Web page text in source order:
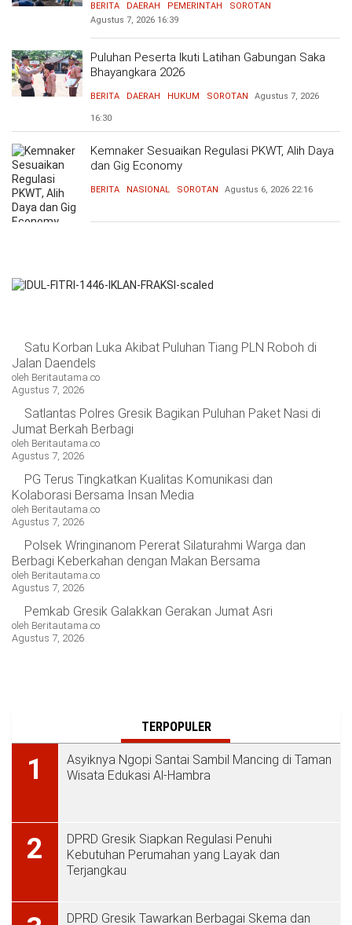
BERITA DAERAH PEMERINTAH
SOROTAN
Agustus 7, 2026 16:39
Puluhan Peserta Ikuti Latihan Gabungan Saka
Bhayangkara 2026
BERITA DAERAH HUKUM SOROTAN Agustus 7, 2026
16:30
Kemnaker Sesuaikan Regulasi PKWT, Alih Daya
dan Gig Economy
BERITA NASIONAL SOROTAN Agustus 6, 2026 22:16
Satu Korban Luka Akibat Puluhan Tiang PLN Roboh di
Jalan Daendels
oleh Beritautama.co
Agustus 7, 2026
Satlantas Polres Gresik Bagikan Puluhan Paket Nasi di
Jumat Berkah Berbagi
oleh Beritautama.co
Agustus 7, 2026
PG Terus Tingkatkan Kualitas Komunikasi dan
Kolaborasi Bersama Insan Media
oleh Beritautama.co
Agustus 7, 2026
Polsek Wringinanom Pererat Silaturahmi Warga dan
Berbagi Keberkahan dengan Makan Bersama
oleh Beritautama.co
Agustus 7, 2026
Pemkab Gresik Galakkan Gerakan Jumat Asri
oleh Beritautama.co
Agustus 7, 2026
TERPOPULER
1
Asyiknya Ngopi Santai Sambil Mancing di Taman
Wisata Edukasi Al-Hambra
2
DPRD Gresik Siapkan Regulasi Penuhi
Kebutuhan Perumahan yang Layak dan
Terjangkau
DPRD Gresik Tawarkan Berbagai Skema dan